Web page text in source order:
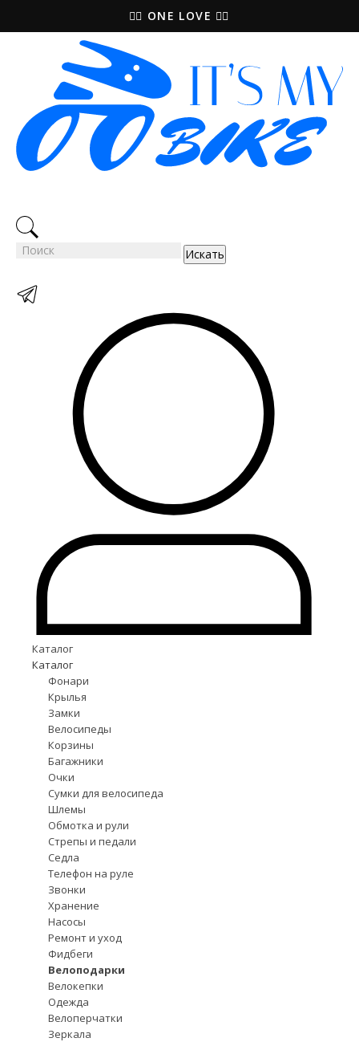
🚵‍♀️ ONE LOVE 🚴‍♀️
Искать
Каталог
Каталог
Фонари
Крылья
Замки
Велосипеды
Корзины
Багажники
Очки
Сумки для велосипеда
Шлемы
Обмотка и рули
Стрепы и педали
Седла
Телефон на руле
Звонки
Хранение
Насосы
Ремонт и уход
Фидбеги
Велоподарки
Велокепки
Одежда
Велоперчатки
Зеркала